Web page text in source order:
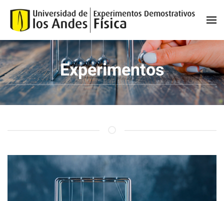
Skip to main content
Experimentos